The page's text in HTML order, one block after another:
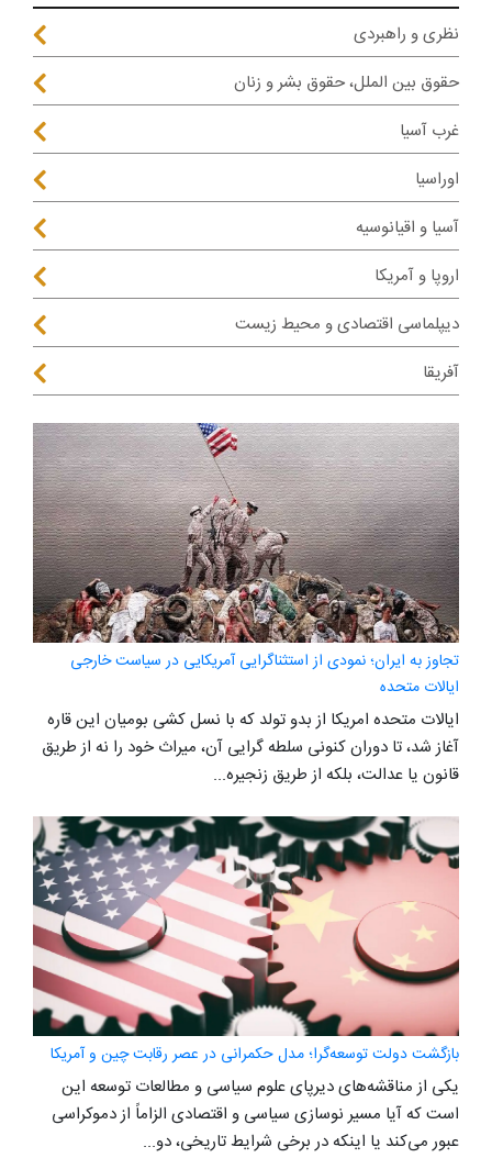
نظری و راهبردی
حقوق بین الملل، حقوق بشر و زنان
غرب آسیا
اوراسیا
آسیا و اقیانوسیه
اروپا و آمریکا
دیپلماسی اقتصادی و محیط زیست
آفریقا
تجاوز به ایران؛ نمودی از استثناگرایی آمریکایی در سیاست خارجی
ایالات متحده
ایالات متحده امریکا از بدو تولد که با نسل کشی بومیان این قاره
آغاز شد، تا دوران کنونی سلطه گرایی آن، میراث خود را نه از طریق
قانون یا عدالت، بلکه از طریق زنجیره...
بازگشت دولت توسعه‌گرا؛ مدل حکمرانی در عصر رقابت چین و آمریکا
یکی از مناقشه‌های دیرپای علوم سیاسی و مطالعات توسعه این
است که آیا مسیر نوسازی سیاسی و اقتصادی الزاماً از دموکراسی
عبور می‌کند یا اینکه در برخی شرایط تاریخی، دو...